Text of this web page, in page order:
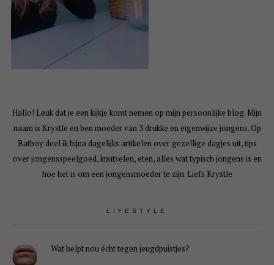
Hallo! Leuk dat je een kijkje komt nemen op mijn persoonlijke blog. Mijn
naam is Krystle en ben moeder van 3 drukke en eigenwijze jongens. Op
Batboy deel ik bijna dagelijks artikelen over gezellige dagjes uit, tips
over jongensspeelgoed, knutselen, eten, alles wat typisch jongens is en
hoe het is om een jongensmoeder te zijn. Liefs Krystle
LIFESTYLE
Wat helpt nou écht tegen jeugdpuistjes?